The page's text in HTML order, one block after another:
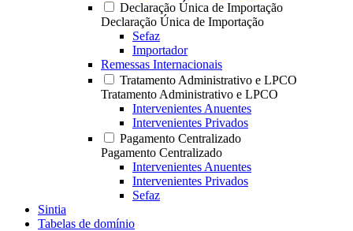
Declaração Única de Importação
Declaração Única de Importação
Sefaz
Importador
Remessas Internacionais
Tratamento Administrativo e LPCO
Tratamento Administrativo e LPCO
Intervenientes Anuentes
Intervenientes Privados
Pagamento Centralizado
Pagamento Centralizado
Intervenientes Anuentes
Intervenientes Privados
Sefaz
Sintia
Tabelas de domínio